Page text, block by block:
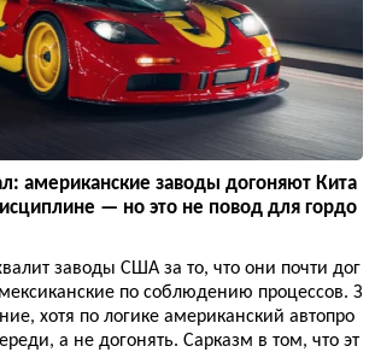
американские заводы догоняют Кита
— но это не повод для гордо
заводы США за то, что они почти дог
по соблюдению процессов. З
хотя по логике американский автопро
а не догонять. Сарказм в том, что эт